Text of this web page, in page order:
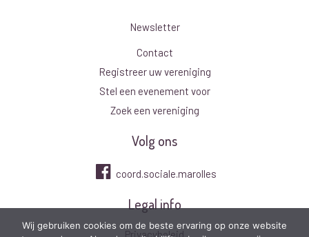
Newsletter
Contact
Registreer uw vereniging
Stel een evenement voor
Zoek een vereniging
Volg ons
coord.sociale.marolles
Legal info
Privacybeleid
Wij gebruiken cookies om de beste ervaring op onze website